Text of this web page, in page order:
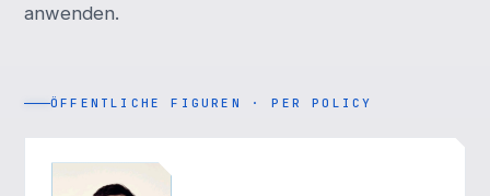
anwenden.
ÖFFENTLICHE FIGUREN · PER POLICY